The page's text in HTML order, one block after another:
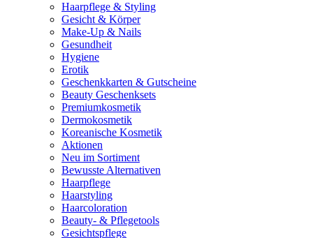
Haarpflege & Styling
Gesicht & Körper
Make-Up & Nails
Gesundheit
Hygiene
Erotik
Geschenkkarten & Gutscheine
Beauty Geschenksets
Premiumkosmetik
Dermokosmetik
Koreanische Kosmetik
Aktionen
Neu im Sortiment
Bewusste Alternativen
Haarpflege
Haarstyling
Haarcoloration
Beauty- & Pflegetools
Gesichtspflege